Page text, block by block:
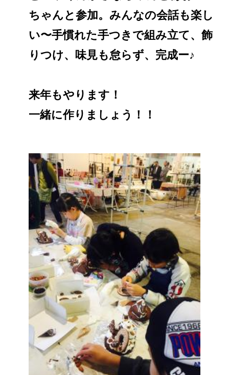
ちゃんと参加。みんなの会話も楽し
い〜手慣れた手つきで組み立て、飾
りつけ、味見も怠らず、完成ー♪
来年もやります！
一緒に作りましょう！！